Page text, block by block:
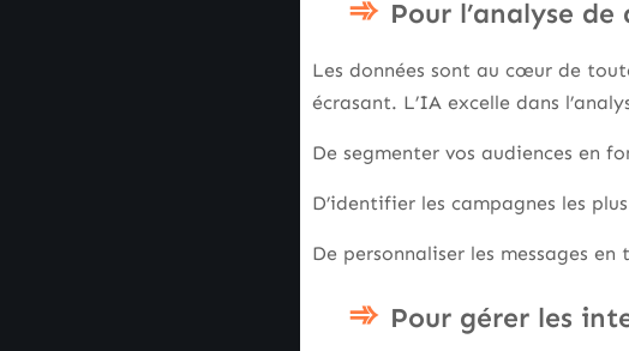
Pour l’analyse de
Les données sont au cœur de
écrasant. L’IA excelle dans
De segmenter vos audiences en
D’identifier les campagnes les
De personnaliser les messages
Pour gérer les